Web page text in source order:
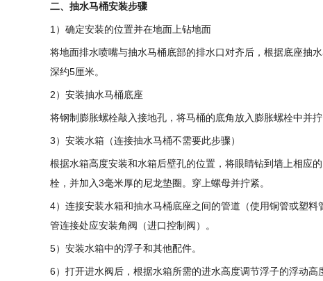
二、抽水马桶安装步骤
1）确定安装的位置并在地面上钻地面
将地面排水喷嘴与抽水马桶底部的排水口对齐后，根据底座抽
深约5厘米。
2）安装抽水马桶底座
将钢制膨胀螺栓敲入接地孔，将马桶的底角放入膨胀螺栓中并
3）安装水箱（连接抽水马桶不需要此步骤）
根据水箱高度安装和水箱后壁孔的位置，将眼睛钻到墙上相应
栓，并加入3毫米厚的尼龙垫圈。穿上螺母并拧紧。
4）连接安装水箱和抽水马桶底座之间的管道（使用铜管或塑
管连接处应安装角阀（进口控制阀）。
5）安装水箱中的浮子和其他配件。
6）打开进水阀后，根据水箱所需的进水高度调节浮子的浮动高